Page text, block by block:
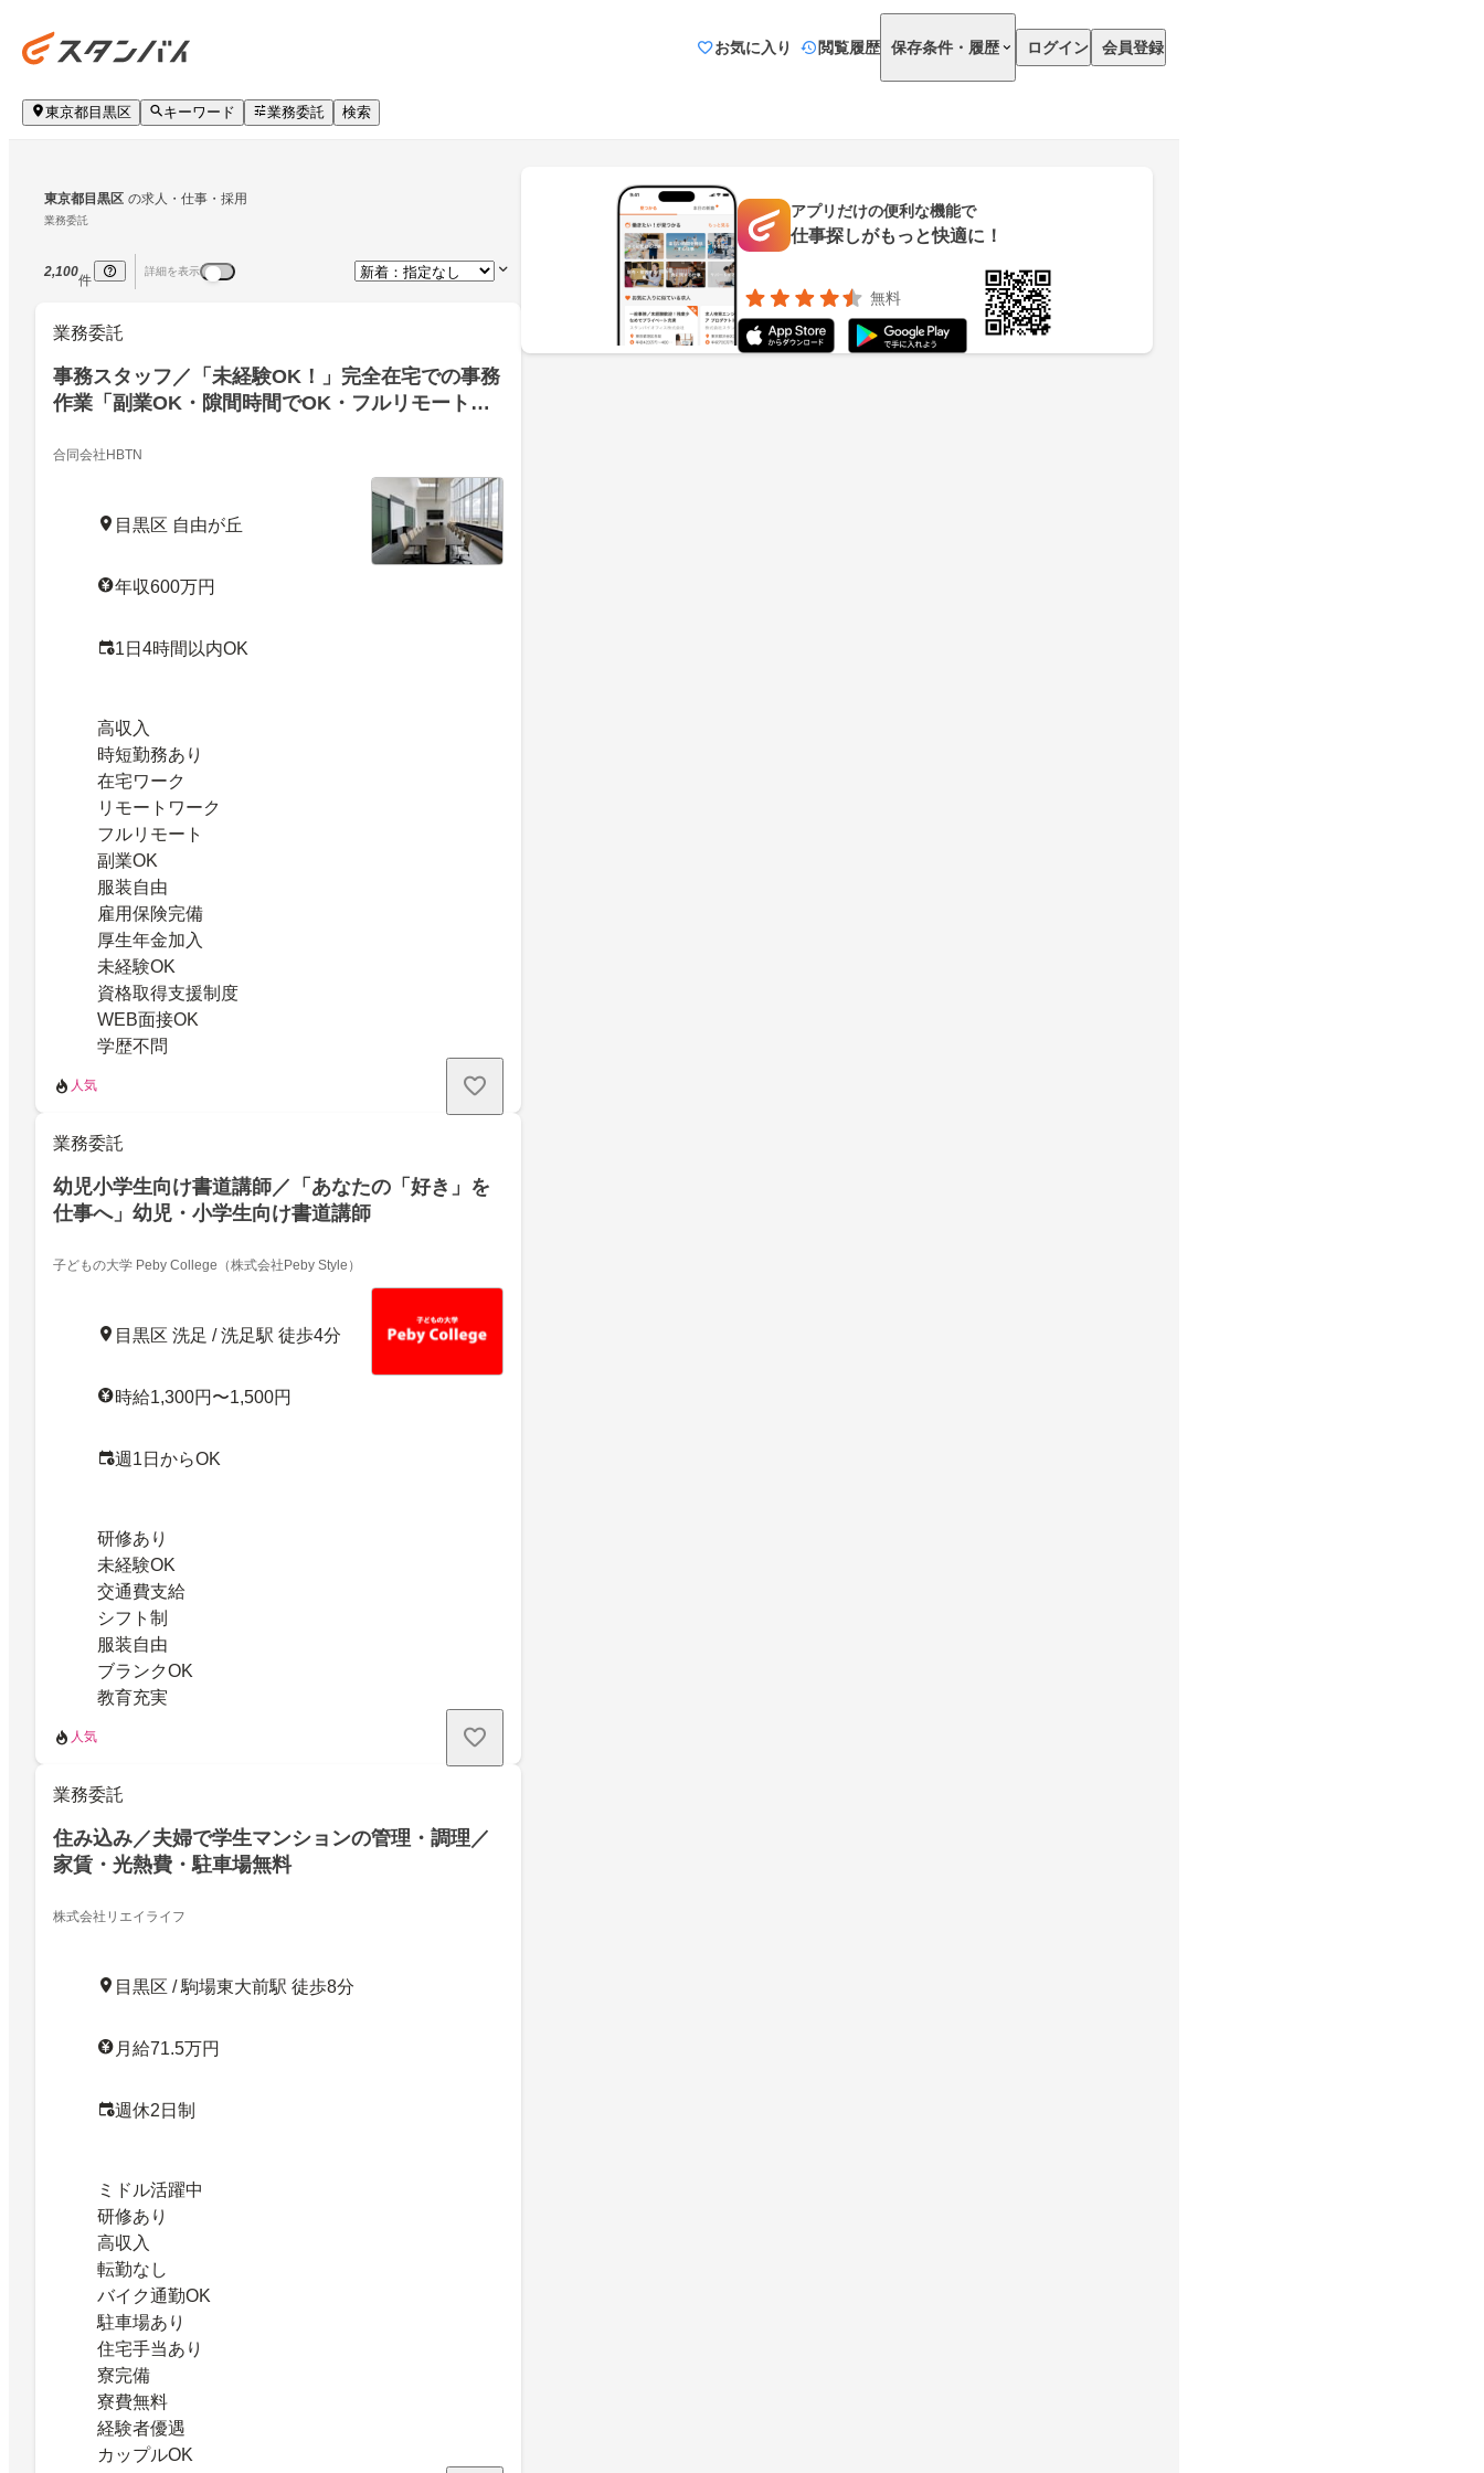
お気に入り 閲覧履歴 保存条件・履歴 ログイン 会員登録
東京都目黒区 キーワード 業務委託 検索
東京都目黒区 の求人・仕事・採用
業務委託
2,100
件
詳細を表示
業務委託
事務スタッフ／「未経験OK！」完全在宅での事務
作業「副業OK・隙間時間でOK・フルリモート・
合同会社HBTN
目黒区 自由が丘
年収600万円
1日4時間以内OK
高収入
時短勤務あり
在宅ワーク
リモートワーク
フルリモート
副業OK
服装自由
雇用保険完備
厚生年金加入
未経験OK
資格取得支援制度
WEB面接OK
学歴不問
人気
業務委託
幼児小学生向け書道講師／「あなたの「好き」を
仕事へ」幼児・小学生向け書道講師
子どもの大学 Peby College（株式会社Peby Style）
目黒区 洗足 / 洗足駅 徒歩4分
時給1,300円〜1,500円
週1日からOK
研修あり
未経験OK
交通費支給
シフト制
服装自由
ブランクOK
教育充実
人気
業務委託
住み込み／夫婦で学生マンションの管理・調理／
家賃・光熱費・駐車場無料
株式会社リエイライフ
目黒区 / 駒場東大前駅 徒歩8分
月給71.5万円
週休2日制
ミドル活躍中
研修あり
高収入
転勤なし
バイク通勤OK
駐車場あり
住宅手当あり
寮完備
寮費無料
経験者優遇
カップルOK
アプリだけの便利な機能で
仕事探しがもっと快適に！
無料